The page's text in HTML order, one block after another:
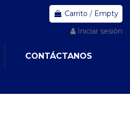
Carrito / Empty
Iniciar sesión
CONTÁCTANOS